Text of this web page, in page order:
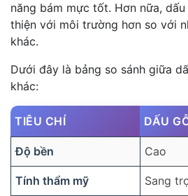
năng bám mực tốt. Hơn nữa,
thiện với môi trường hơn so với
khác.
Dưới đây là bảng so sánh giữa
khác:
TIÊU CHÍ DẤU
Độ bền Cao
Tính thẩm mỹ Sang